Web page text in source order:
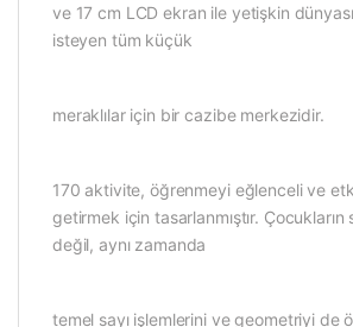
ve 17 cm LCD ekran ile yetişkin
isteyen tüm küçük
meraklılar için bir cazibe merkezidir.
170 aktivite, öğrenmeyi eğlenceli ve
getirmek için tasarlanmıştır. Çocukların
değil, aynı zamanda
temel sayı işlemlerini ve geometriyi de